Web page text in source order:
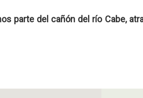
parte del cañón del río Cabe,